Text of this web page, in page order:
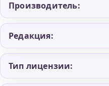
Производитель:
Редакция:
Тип лицензии: